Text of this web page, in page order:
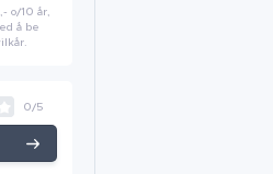
o/10 år,
å be
0/5